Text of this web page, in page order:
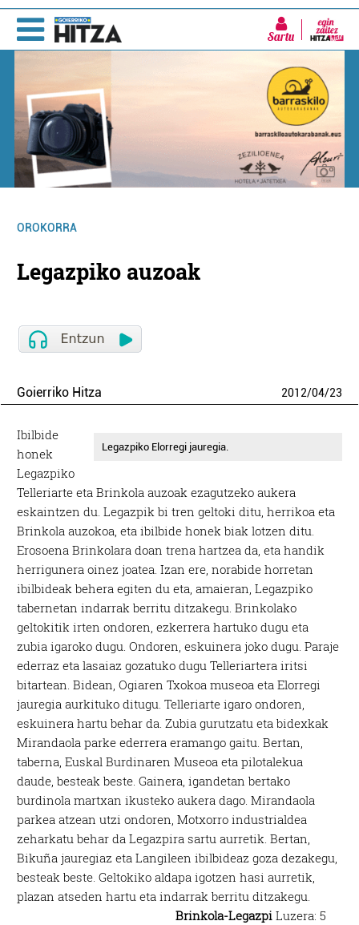
Sartu
OROKORRA
Legazpiko auzoak
Goierriko Hitza 2012/04/23
Legazpiko Elorregi jauregia.
Ibilbide
honek
Legazpiko
Telleriarte eta Brinkola auzoak ezagutzeko aukera
eskaintzen du. Legazpik bi tren geltoki ditu, herrikoa eta
Brinkola auzokoa, eta ibilbide honek biak lotzen ditu.
Erosoena Brinkolara doan trena hartzea da, eta handik
herrigunera oinez joatea. Izan ere, norabide horretan
ibilbideak behera egiten du eta, amaieran, Legazpiko
tabernetan indarrak berritu ditzakegu. Brinkolako
geltokitik irten ondoren, ezkerrera hartuko dugu eta
zubia igaroko dugu. Ondoren, eskuinera joko dugu. Paraje
ederraz eta lasaiaz gozatuko dugu Telleriartera iritsi
bitartean. Bidean, Ogiaren Txokoa museoa eta Elorregi
jauregia aurkituko ditugu. Telleriarte igaro ondoren,
eskuinera hartu behar da. Zubia gurutzatu eta bidexkak
Mirandaola parke ederrera eramango gaitu. Bertan,
taberna, Euskal Burdinaren Museoa eta pilotalekua
daude, besteak beste. Gainera, igandetan bertako
burdinola martxan ikusteko aukera dago. Mirandaola
parkea atzean utzi ondoren, Motxorro industrialdea
zeharkatu behar da Legazpira sartu aurretik. Bertan,
Bikuña jauregiaz eta Langileen ibilbideaz goza dezakegu,
besteak beste. Geltokiko aldapa igotzen hasi aurretik,
plazan atseden hartu eta indarrak berritu ditzakegu.
Brinkola-Legazpi Luzera: 5